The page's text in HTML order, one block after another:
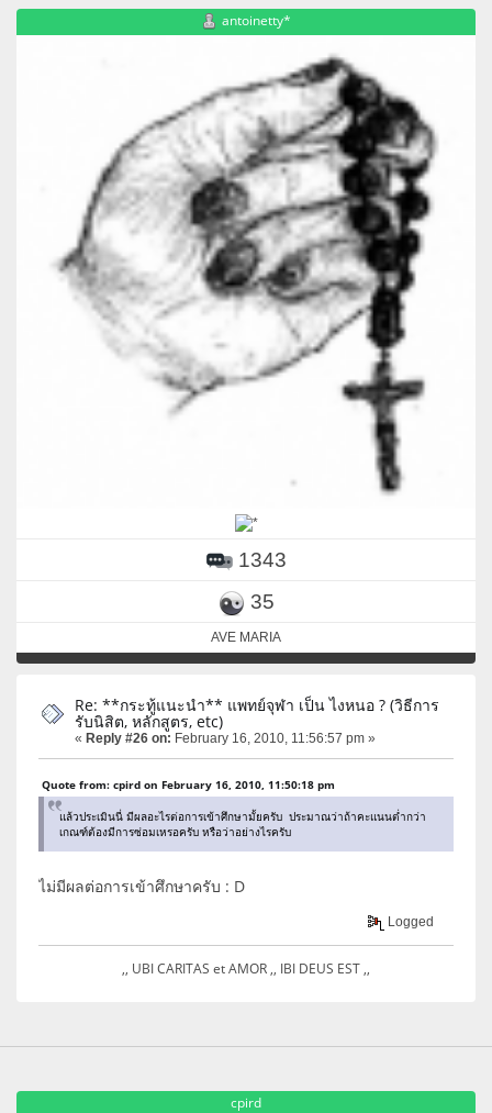
antoinetty*
1343
35
AVE MARIA
Re: **กระทู้แนะนำ** แพทย์จุฬา เป็น ไงหนอ ? (วิธีการ
รับนิสิต, หลักสูตร, etc)
« Reply #26 on: February 16, 2010, 11:56:57 pm »
Quote from: cpird on February 16, 2010, 11:50:18 pm
แล้วประเมินนี่ มีผลอะไรต่อการเข้าศึกษามั้ยครับ ประมาณว่าถ้าคะแนนต่ำกว่า
เกณฑ์ต้องมีการซ่อมเหรอครับ หรือว่าอย่างไรครับ
ไม่มีผลต่อการเข้าศึกษาครับ : D
Logged
,, UBI CARITAS et AMOR ,, IBI DEUS EST ,,
cpird